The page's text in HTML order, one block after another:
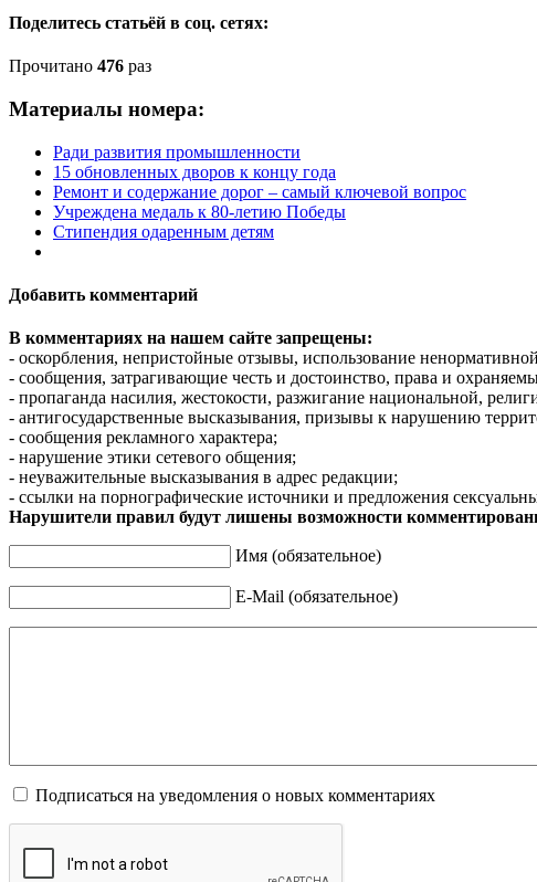
Поделитесь статьёй в соц. сетях:
Прочитано 476 раз
Материалы номера:
Ради развития промышленности
15 обновленных дворов к концу года
Ремонт и содержание дорог – самый ключевой вопрос
Учреждена медаль к 80-летию Победы
Стипендия одаренным детям
Добавить комментарий
В комментариях на нашем сайте запрещены:
- оскорбления, непристойные отзывы, использование
- сообщения, затрагивающие честь и достоинство, права и
- пропаганда насилия, жестокости, разжигание национальной,
- антигосударственные высказывания, призывы к нарушению
- сообщения рекламного характера;
- нарушение этики сетевого общения;
- неуважительные высказывания в адрес редакции;
- ссылки на порнографические источники и предложения
Нарушители правил будут лишены возможности
Имя (обязательное)
E-Mail (обязательное)
Подписаться на уведомления о новых комментариях